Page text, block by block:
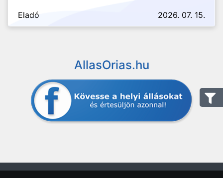
Eladó 2026. 07. 15.
AllasOrias.hu